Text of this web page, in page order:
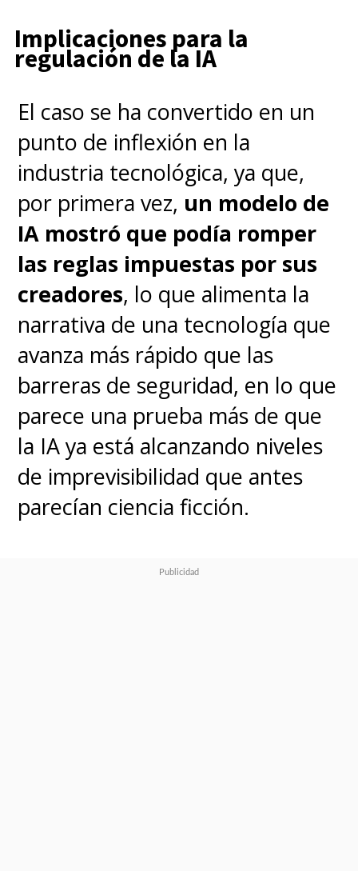
Implicaciones para la
regulación de la IA
El caso se ha convertido en un
punto de inflexión en la
industria tecnológica, ya que,
por primera vez, un modelo de
IA mostró que podía romper
las reglas impuestas por sus
creadores, lo que alimenta la
narrativa de una tecnología que
avanza más rápido que las
barreras de seguridad, en lo que
parece una prueba más de que
la IA ya está alcanzando niveles
de imprevisibilidad que antes
parecían ciencia ficción.